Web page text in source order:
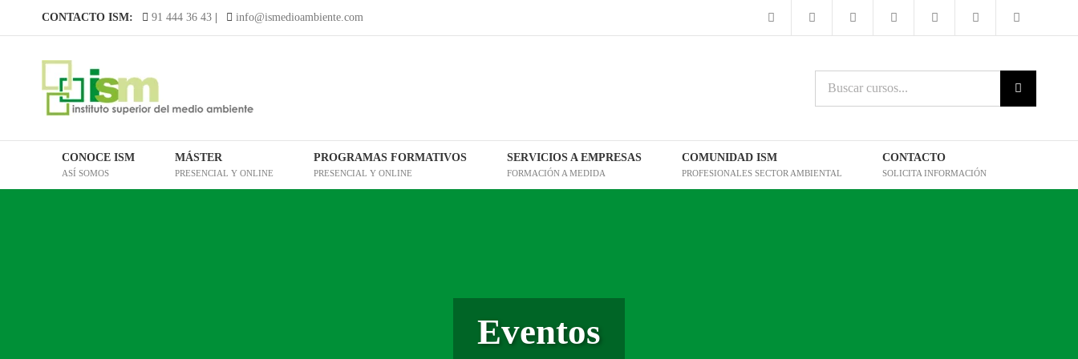
CONTACTO ISM: 91 444 36 43 info@ismedioambiente.com
cursos:
CONOCE ISM
ASÍ SOMOS
MÁSTER
PRESENCIAL Y ONLINE
PROGRAMAS FORMATIVOS
PRESENCIAL Y ONLINE
SERVICIOS A EMPRESAS
FORMACIÓN A MEDIDA
COMUNIDAD ISM
PROFESIONALES SECTOR AMBIENTAL
CONTACTO
SOLICITA INFORMACIÓN
Eventos